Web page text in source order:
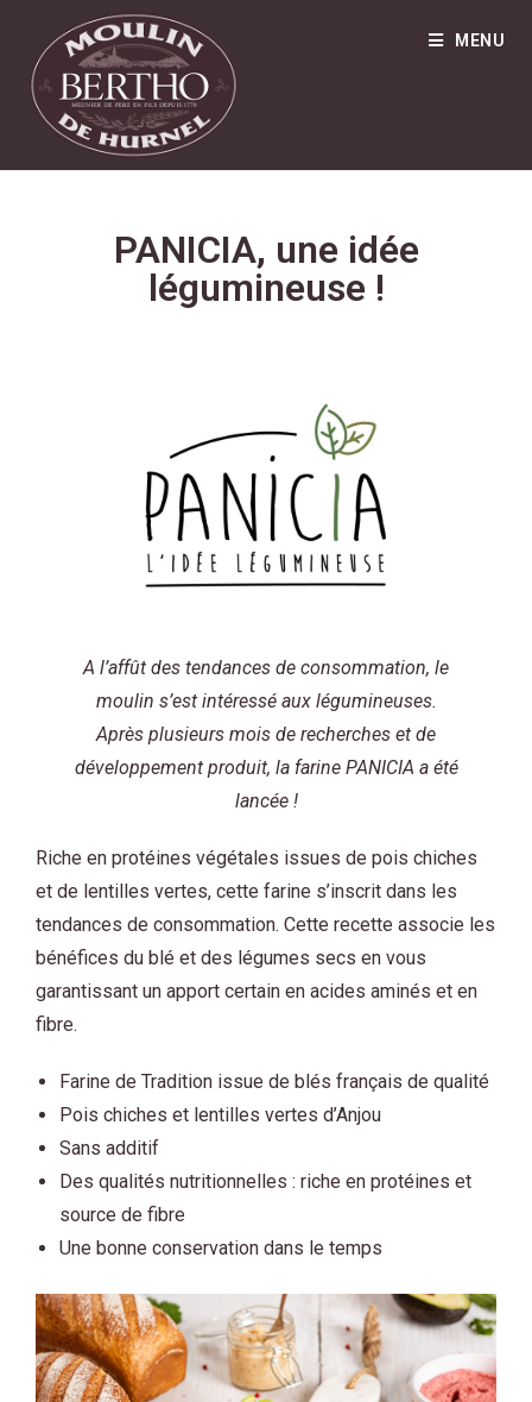
MENU
PANICIA, une idée
légumineuse !
A l’affût des tendances de consommation, le
moulin s’est intéressé aux légumineuses.
Après plusieurs mois de recherches et de
développement produit, la farine PANICIA a été
lancée !
Riche en protéines végétales issues de pois chiches
et de lentilles vertes, cette farine s’inscrit dans les
tendances de consommation. Cette recette associe les
bénéfices du blé et des légumes secs en vous
garantissant un apport certain en acides aminés et en
fibre.
Farine de Tradition issue de blés français de qualité
Pois chiches et lentilles vertes d’Anjou
Sans additif
Des qualités nutritionnelles : riche en protéines et
source de fibre
Une bonne conservation dans le temps